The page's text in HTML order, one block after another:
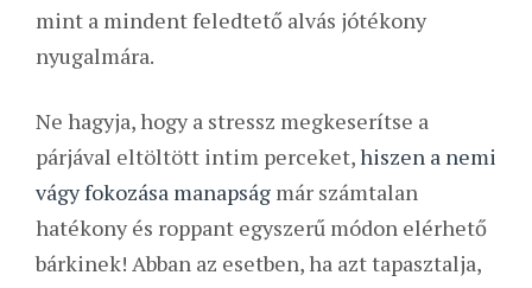
mint a mindent feledtető alvás jótékony
nyugalmára.
Ne hagyja, hogy a stressz megkeserítse a
párjával eltöltött intim perceket,hiszen a nemi
vágy fokozása manapság már számtalan
hatékony és roppant egyszerű módon elérhető
bárkinek! Abban az esetben, ha azt tapasztalja,